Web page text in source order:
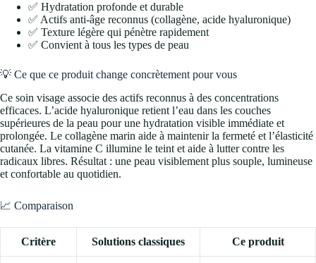
✅ Hydratation profonde et durable
✅ Actifs anti-âge reconnus (collagène, acide hyaluronique)
✅ Texture légère qui pénètre rapidement
✅ Convient à tous les types de peau
💡 Ce que ce produit change concrètement pour vous
Ce soin visage associe des actifs reconnus à des concentrations
efficaces. L’acide hyaluronique retient l’eau dans les couches
supérieures de la peau pour une hydratation visible immédiate et
prolongée. Le collagène marin aide à maintenir la fermeté et l’élasticité
cutanée. La vitamine C illumine le teint et aide à lutter contre les
radicaux libres. Résultat : une peau visiblement plus souple, lumineuse
et confortable au quotidien.
📈 Comparaison
Critère Solutions classiques Ce produit